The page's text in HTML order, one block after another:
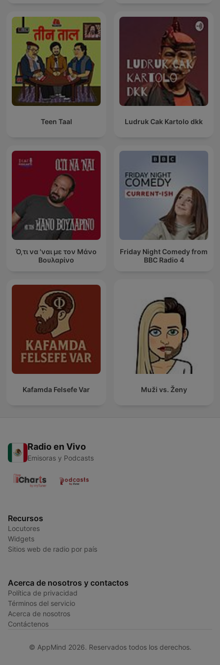
Teen Taal Ludruk Cak Kartolo dkk
Ό,τι να 'ναι με τον Μάνο
Βουλαρίνο
Friday Night Comedy from
BBC Radio 4
Kafamda Felsefe Var Muži vs. Ženy
Radio en Vivo
Emisoras y Podcasts
Recursos
Locutores
Widgets
Sitios web de radio por país
Acerca de nosotros y contactos
Política de privacidad
Términos del servicio
Acerca de nosotros
Contáctenos
© AppMind 2026. Reservados todos los derechos.